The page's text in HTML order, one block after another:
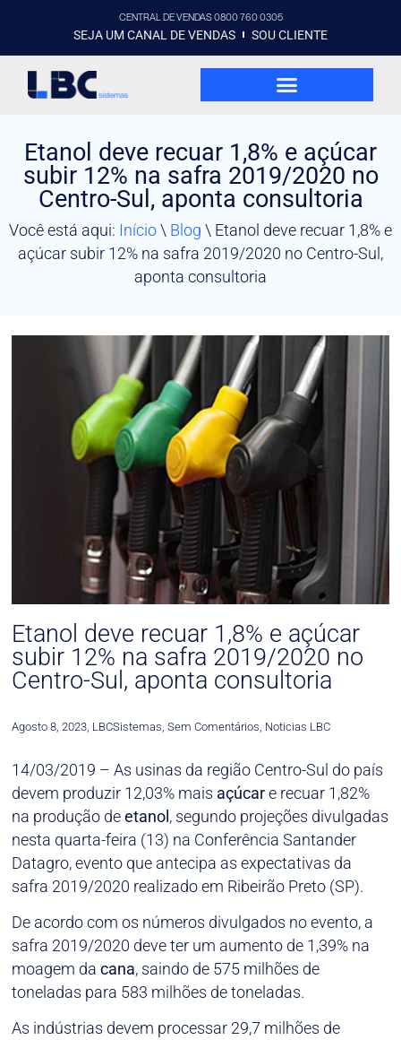
CENTRAL DE VENDAS 0800 760 0305
SEJA UM CANAL DE VENDAS SOU CLIENTE
Etanol deve recuar 1,8% e açúcar
subir 12% na safra 2019/2020 no
Centro-Sul, aponta consultoria
Você está aqui: Início\ Blog \ Etanol deve recuar 1,8% e
açúcar subir 12% na safra 2019/2020 no Centro-Sul,
aponta consultoria
Etanol deve recuar 1,8% e açúcar
subir 12% na safra 2019/2020 no
Centro-Sul, aponta consultoria
Agosto 8, 2023, LBCSistemas, Sem Comentários, Noticias LBC
14/03/2019 – As usinas da região Centro-Sul do país
devem produzir 12,03% mais açúcare recuar 1,82%
na produção deetanol, segundo projeções divulgadas
nesta quarta-feira (13) na Conferência Santander
Datagro, evento que antecipa as expectativas da
safra 2019/2020 realizado em Ribeirão Preto (SP).
De acordo com os números divulgados no evento, a
safra 2019/2020 deve ter um aumento de 1,39% na
moagem dacana, saindo de 575 milhões de
toneladas para 583 milhões de toneladas.
As indústrias devem processar 29,7 milhões de